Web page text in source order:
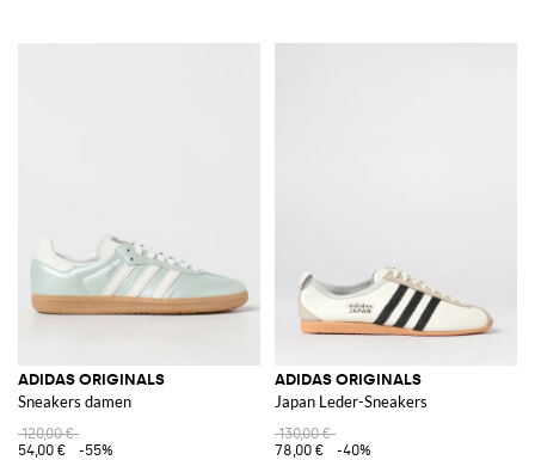
ADIDAS ORIGINALS
Sneakers damen
120,00 €
54,00 €
-55%
ADIDAS ORIGINALS
Japan Leder-Sneakers
130,00 €
78,00 €
-40%